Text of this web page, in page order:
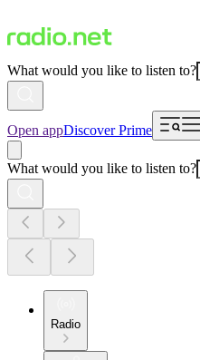
What would you like to listen to?
Open appDiscover Prime
What would you like to listen to?
Radio